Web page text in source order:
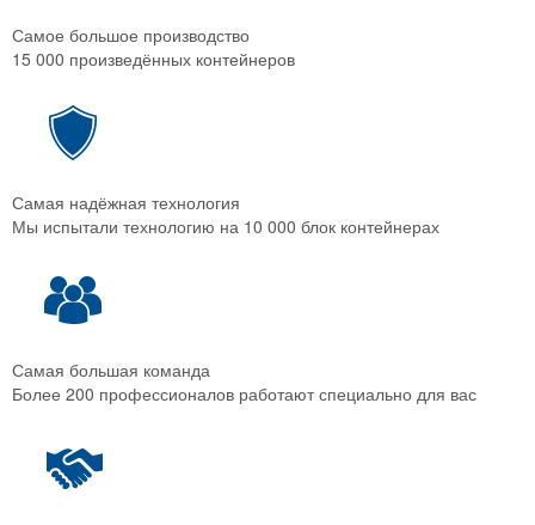
Самое большое производство
15 000 произведённых контейнеров
Самая надёжная технология
Мы испытали технологию на 10 000 блок контейнерах
Самая большая команда
Более 200 профессионалов работают специально для вас